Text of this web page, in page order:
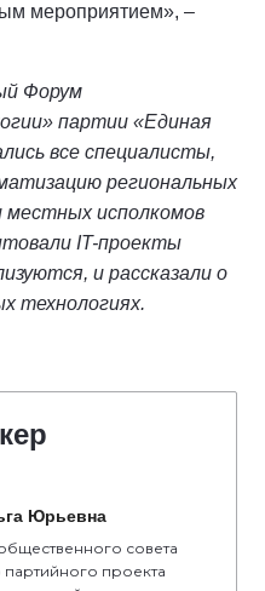
мероприятием», –
Форум
партии «Единая
все специалисты,
региональных
местных исполкомов
IT-проекты
и рассказали о
технологиях.
Юрьевна
совета
проекта